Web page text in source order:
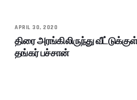
APRIL 30, 2020
திரை அரங்கிலிருந்து
தங்கர் பச்சான்